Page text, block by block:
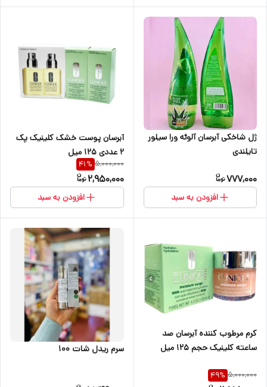
ژل شاخکی آبرسان آلوئه ورا سیلور
تایلندی
777,000
افزودن به سبد
آبرسان پوست خشک کلینیک پک
2 عددی 125 میل
5,000,000
41%
2,950,000
افزودن به سبد
کرم مرطوب کننده آبرسان صد
سا‌عته کلینیک حجم ۱۲۵ میل
5,000,000
49%
سرم ریدل شات 100